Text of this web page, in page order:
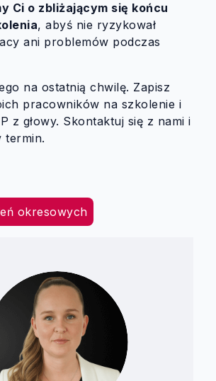
Ci o zbliżającym się końcu
, abyś nie ryzykował
ani problemów podczas
na ostatnią chwilę. Zapisz
pracowników na szkolenie i
z głowy. Skontaktuj się z nami i
termin.
okresowych